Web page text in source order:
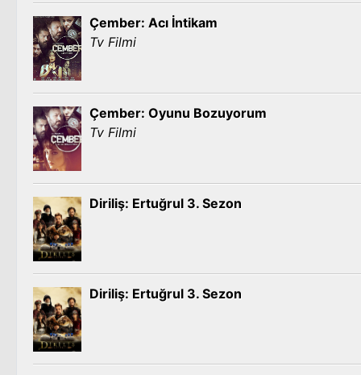
Çember: Acı İntikam
Tv Filmi
Çember: Oyunu Bozuyorum
Tv Filmi
Diriliş: Ertuğrul 3. Sezon
Diriliş: Ertuğrul 3. Sezon